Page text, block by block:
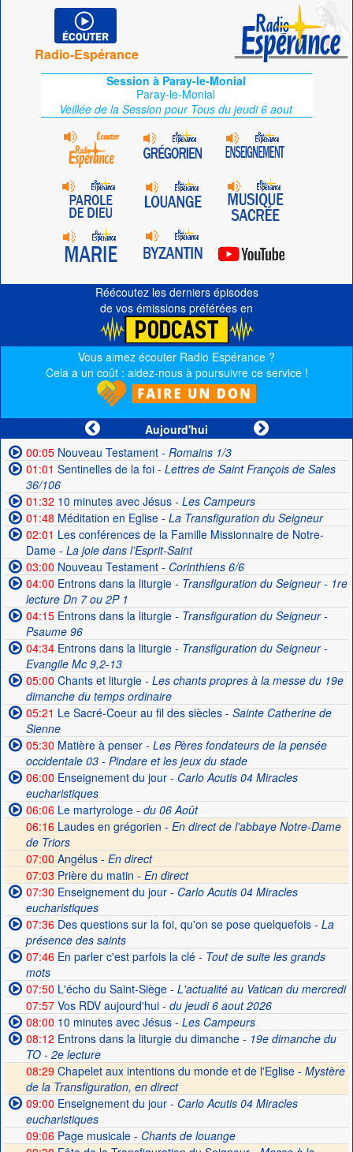
Radio-Espérance
Session à Paray-le-Monial
Paray-le-Monial
Veillée de la Session pour Tous du jeudi 6 aout
Réécoutez les derniers épisodes
de vos émissions préférées en
Vous aimez écouter Radio Espérance ?
Cela a un coût : aidez-nous à poursuivre ce service !
Aujourd'hui
00:05Nouveau Testament- Romains 1/3
01:01 Sentinelles de la foi- Lettres de Saint François de Sales
36/106
01:32 10 minutes avec Jésus- Les Campeurs
01:48 Méditation en Eglise- La Transfiguration du Seigneur
02:01 Les conférences de la Famille Missionnaire de Notre-
Dame- La joie dans l’Esprit-Saint
03:00 Nouveau Testament- Corinthiens 6/6
04:00 Entrons dans la liturgie- Transfiguration du Seigneur - 1re
lecture Dn 7 ou 2P 1
04:15Entrons dans la liturgie- Transfiguration du Seigneur -
Psaume 96
04:34Entrons dans la liturgie- Transfiguration du Seigneur -
Evangile Mc 9,2-13
05:00 Chants et liturgie- Les chants propres à la messe du 19e
dimanche du temps ordinaire
05:21 Le Sacré-Coeur au fil des siècles- Sainte Catherine de
Sienne
05:30 Matière à penser- Les Pères fondateurs de la pensée
occidentale 03 - Pindare et les jeux du stade
06:00 Enseignement du jour- Carlo Acutis 04 Miracles
eucharistiques
06:06Le martyrologe- du 06 Août
06:16 Laudes en grégorien - En direct de l'abbaye Notre-Dame
de Triors
07:00 Angélus - En direct
07:03 Prière du matin - En direct
07:30 Enseignement du jour- Carlo Acutis 04 Miracles
eucharistiques
07:36Des questions sur la foi, qu'on se pose quelquefois- La
présence des saints
07:46En parler c'est parfois la clé- Tout de suite les grands
mots
07:50 L'écho du Saint-Siège- L'actualité au Vatican du mercredi
07:57Vos RDV aujourd'hui- du jeudi 6 aout 2026
08:00 10 minutes avec Jésus- Les Campeurs
08:12 Entrons dans la liturgie du dimanche- 19e dimanche du
TO - 2e lecture
08:29 Chapelet aux intentions du monde et de l'Eglise - Mystère
de la Transfiguration, en direct
09:00 Enseignement du jour- Carlo Acutis 04 Miracles
eucharistiques
09:06Page musicale- Chants de louange